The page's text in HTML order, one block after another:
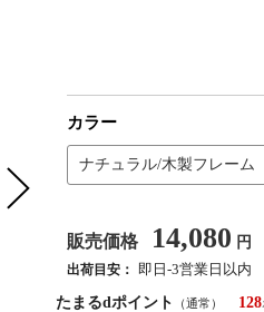
カラー
ナチュラル/木製フレーム
販売価格 14,080 円
出荷目安：
即日-3営業日以内
たまるdポイント
（通常）
128